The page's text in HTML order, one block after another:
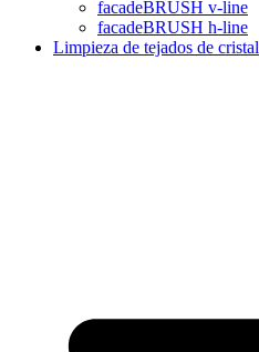
facadeBRUSH v-line
facadeBRUSH h-line
Limpieza de tejados de cristal